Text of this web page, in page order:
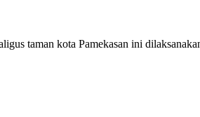
taman kota Pamekasan ini